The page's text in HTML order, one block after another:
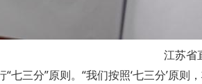
江苏省
“七三分”原则。“我们按照‘七三分’原